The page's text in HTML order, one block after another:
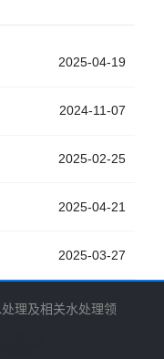
2025-04-19
2024-11-07
2025-02-25
2025-04-21
2025-03-27
理及相关水处理领